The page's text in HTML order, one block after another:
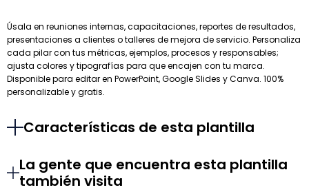
Úsala en reuniones internas, capacitaciones, reportes de resultados,
presentaciones a clientes o talleres de mejora de servicio. Personaliza
cada pilar con tus métricas, ejemplos, procesos y responsables;
ajusta colores y tipografías para que encajen con tu marca.
Disponible para editar en PowerPoint, Google Slides y Canva. 100%
personalizable y gratis.
Características de esta plantilla
La gente que encuentra esta plantilla
también visita